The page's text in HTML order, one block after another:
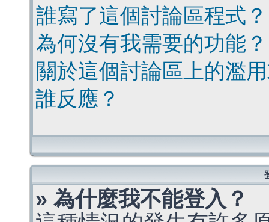
誰寫了這個討論區程式？
為何沒有我需要的功能？
關於這個討論區上的濫
誰反應？
» 為什麼我不能登入？